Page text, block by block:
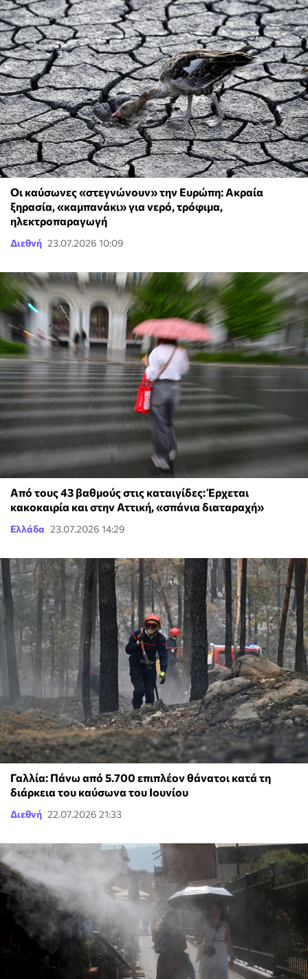
Οι καύσωνες «στεγνώνουν» την Ευρώπη: Ακραία
ξηρασία, «καμπανάκι» για νερό, τρόφιμα,
ηλεκτροπαραγωγή
Διεθνή 23.07.2026 10:09
Από τους 43 βαθμούς στις καταιγίδες: Έρχεται
κακοκαιρία και στην Αττική, «σπάνια διαταραχή»
Ελλάδα 23.07.2026 14:29
Γαλλία: Πάνω από 5.700 επιπλέον θάνατοι κατά τη
διάρκεια του καύσωνα του Ιουνίου
Διεθνή 22.07.2026 21:33